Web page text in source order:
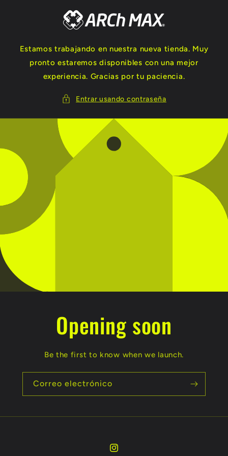
Estamos trabajando en nuestra nueva tienda. Muy
pronto estaremos disponibles con una mejor
experiencia. Gracias por tu paciencia.
Entrar usando contraseña
Opening soon
Be the first to know when we launch.
Correo electrónico
Instagram